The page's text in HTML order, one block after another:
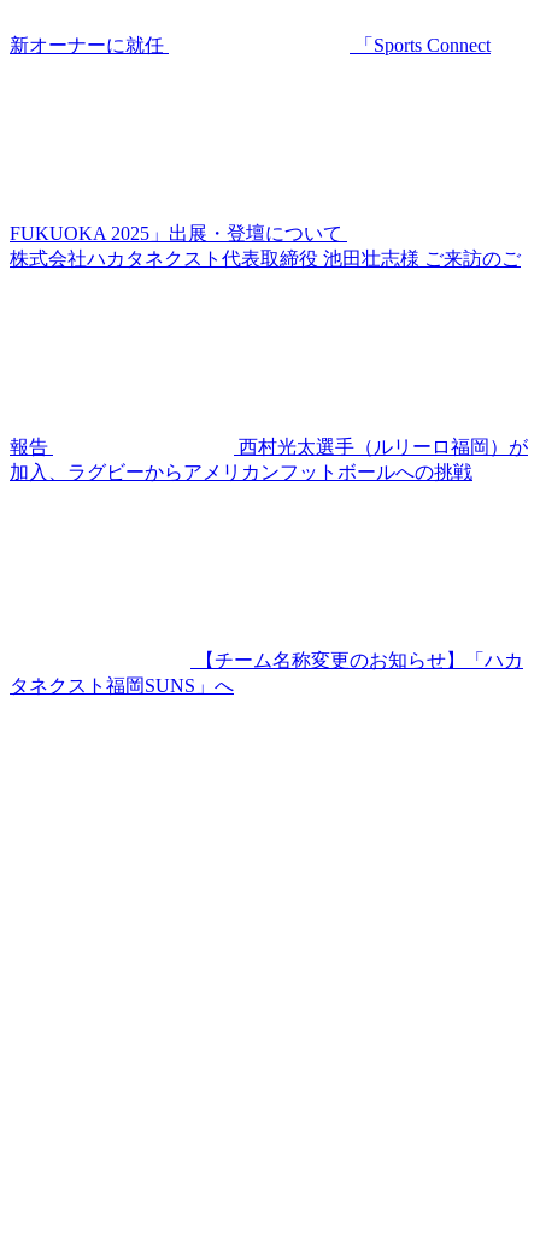
新オーナーに就任 「Sports Connect
FUKUOKA 2025」出展・登壇について
株式会社ハカタネクスト代表取締役 池田壮志様 ご来訪のご
報告
西村光太選手（ルリーロ福岡）が
加入、ラグビーからアメリカンフットボールへの挑戦
【チーム名称変更のお知らせ】「ハカ
タネクスト福岡SUNS」へ